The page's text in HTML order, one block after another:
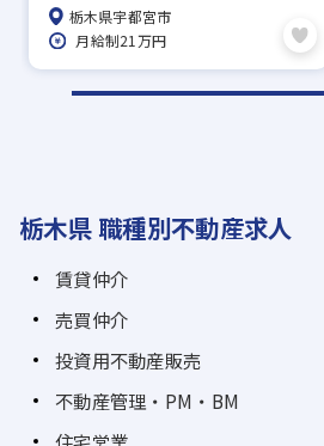
栃木県宇都宮市
月給制21万円
栃木県 職種別不動産求人
賃貸仲介
売買仲介
投資用不動産販売
不動産管理・PM・BM